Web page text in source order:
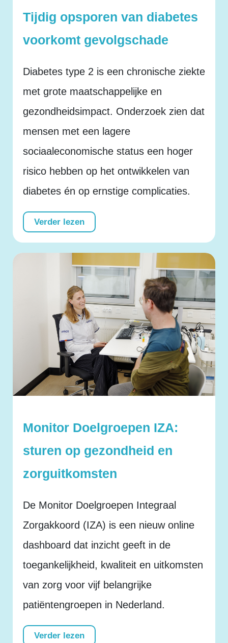
Tijdig opsporen van diabetes
voorkomt gevolgschade
Diabetes type 2 is een chronische ziekte
met grote maatschappelijke en
gezondheidsimpact. Onderzoek zien dat
mensen met een lagere
sociaaleconomische status een hoger
risico hebben op het ontwikkelen van
diabetes én op ernstige complicaties.
Verder lezen
Monitor Doelgroepen IZA:
sturen op gezondheid en
zorguitkomsten
De Monitor Doelgroepen Integraal
Zorgakkoord (IZA) is een nieuw online
dashboard dat inzicht geeft in de
toegankelijkheid, kwaliteit en uitkomsten
van zorg voor vijf belangrijke
patiëntengroepen in Nederland.
Verder lezen